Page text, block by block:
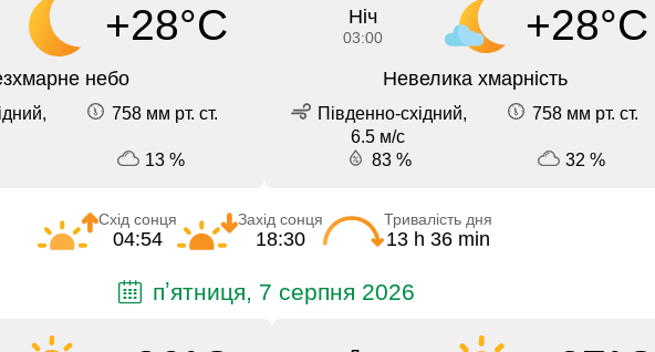
+28°C
небо
758 мм рт. ст.
13 %
Ніч
03:00 +28°C
Невелика хмарність
Південно-східний,
6.5 м/с
758 мм рт. ст.
83 % 32 %
Схід сонця
04:54
Захід сонця
18:30
Тривалість дня
13 h 36 min
пʼятниця, 7 серпня 2026